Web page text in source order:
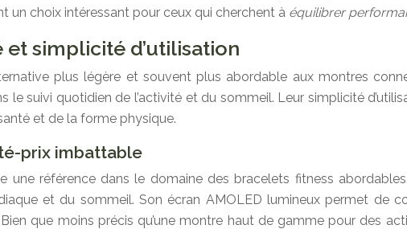
un choix intéressant pour ceux qui cherchent à équilibrer
simplicité d’utilisation
plus légère et souvent plus abordable aux montres
le suivi quotidien de l’activité et du sommeil. Leur simplicité
et de la forme physique.
prix imbattable
une référence dans le domaine des bracelets fitness
et du sommeil. Son écran AMOLED lumineux permet de
que moins précis qu’une montre haut de gamme pour des